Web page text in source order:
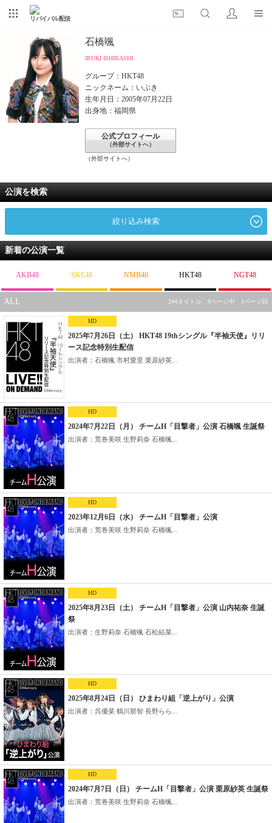
リバイバル配信
石橋颯
IBUKI ISHIBASHI
グループ：HKT48
ニックネーム：いぶき
生年月日：2005年07月22日
出身地：福岡県
公式プロフィール
（外部サイトへ）
（外部サイトへ）
公演を検索
絞り込み検索
新着の公演一覧
AKB48 SKE48 NMB48 HKT48 NGT48
ALL 244タイトル 9ページ中 1ページ目
HD
2025年7月26日（土） HKT48 19thシングル『半袖天使』リリ
ース記念特別生配信
出演者：石橋颯 市村愛里 栗原紗英...
HD
2024年7月22日（月） チームH「目撃者」公演 石橋颯 生誕祭
出演者：荒巻美咲 生野莉奈 石橋颯...
HD
2023年12月6日（水） チームH「目撃者」公演
出演者：荒巻美咲 生野莉奈 石橋颯...
HD
2025年8月23日（土） チームH「目撃者」公演 山内祐奈 生誕
祭
出演者：生野莉奈 石橋颯 石松結菜...
HD
2025年8月24日（日） ひまわり組「逆上がり」公演
出演者：呉優菜 鶴川那智 長野らら...
HD
2024年7月7日（日） チームH「目撃者」公演 栗原紗英 生誕祭
出演者：荒巻美咲 生野莉奈 石橋颯...